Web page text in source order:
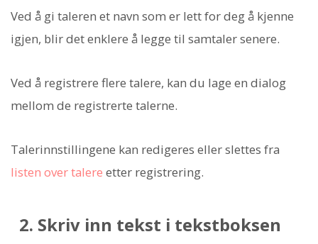
Ved å gi taleren et navn som er lett for deg å kjenne
igjen, blir det enklere å legge til samtaler senere.
Ved å registrere flere talere, kan du lage en dialog
mellom de registrerte talerne.
Talerinnstillingene kan redigeres eller slettes fra
listen over talere etter registrering.
2. Skriv inn tekst i tekstboksen